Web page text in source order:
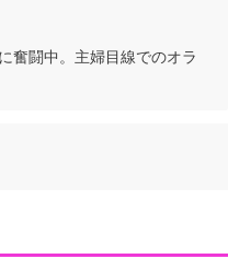
奮闘中。主婦目線でのオラ